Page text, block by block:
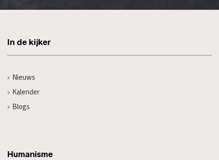
In de kijker
Nieuws
Kalender
Blogs
Humanisme